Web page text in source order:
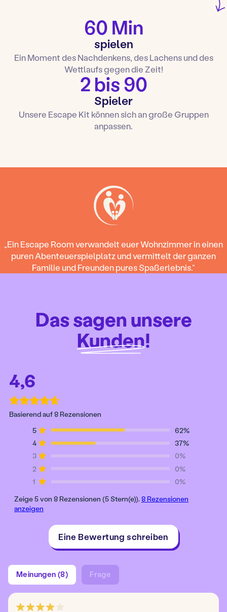
60 Min
spielen
Ein Moment des Nachdenkens, des Lachens und des
Wettlaufs gegen die Zeit!
2 bis 90
Spieler
Unsere Escape Kit können sich an große Gruppen
anpassen.
„Ein Escape Room verwandelt euer Wohnzimmer in einen
puren Abenteuerspielplatz und vermittelt der ganzen
Familie und Freunden pures Spaßerlebnis.“
Das sagen unsere
Kunden!
4,6
Basierend auf 8 Rezensionen
5
62%
4
37%
3
0%
2
0%
1
0%
Zeige 5 von 8 Rezensionen (5 Stern(e)).8 Rezensionen
anzeigen
Eine Bewertung schreiben
Meinungen (8) Frage